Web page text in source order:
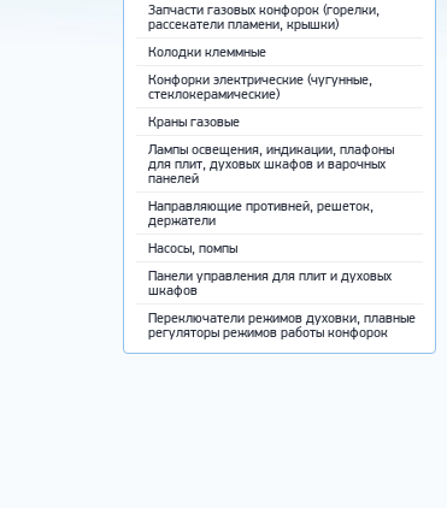
Запчасти газовых конфорок (горелки,
рассекатели пламени, крышки)
Колодки клеммные
Конфорки электрические (чугунные,
стеклокерамические)
Краны газовые
Лампы освещения, индикации, плафоны
для плит, духовых шкафов и варочных
панелей
Направляющие противней, решеток,
держатели
Насосы, помпы
Панели управления для плит и духовых
шкафов
Переключатели режимов духовки, плавные
регуляторы режимов работы конфорок